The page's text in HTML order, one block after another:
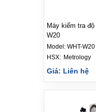
Máy kiểm tra
W20
Model: WHT-W20
Metrology
Giá: Liên hệ